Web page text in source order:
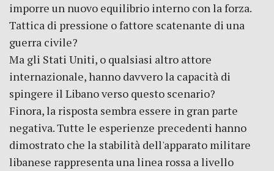
imporre un nuovo equilibrio interno con la forza.
Tattica di pressione o fattore scatenante di una
guerra civile?
Ma gli Stati Uniti, o qualsiasi altro attore
internazionale, hanno davvero la capacità di
spingere il Libano verso questo scenario?
Finora, la risposta sembra essere in gran parte
negativa. Tutte le esperienze precedenti hanno
dimostrato che la stabilità dell'apparato militare
libanese rappresenta una linea rossa a livello